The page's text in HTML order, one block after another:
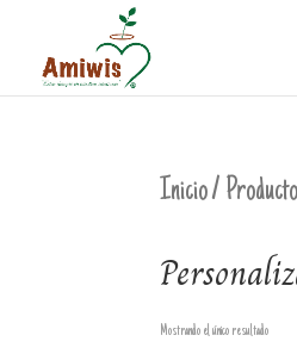
Inicio/
Mostrando el único resultado